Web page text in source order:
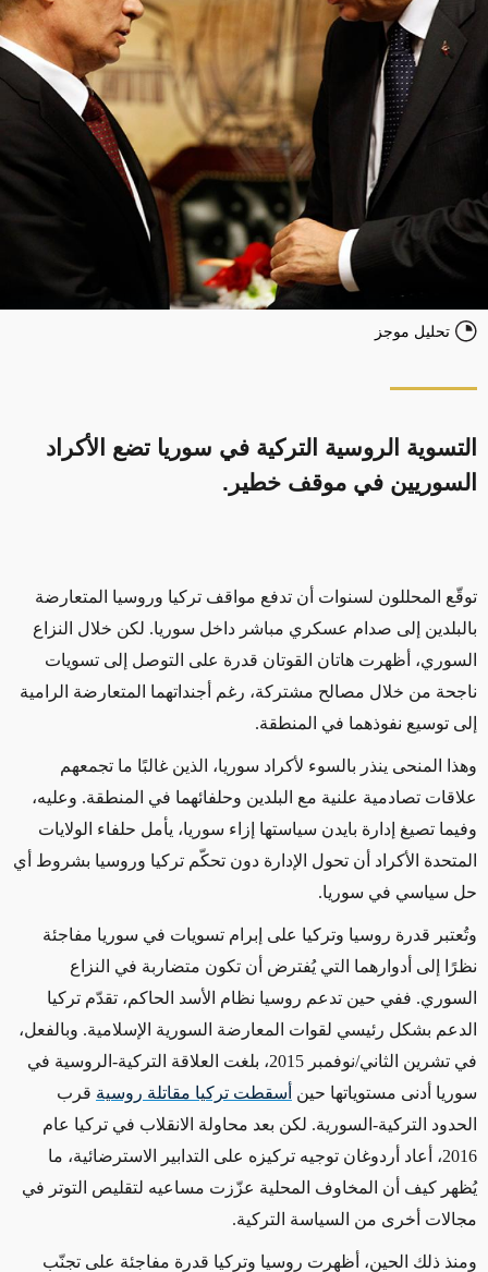
تحليل موجز
التسوية الروسية التركية في سوريا تضع الأكراد
السوريين في موقف خطير.
توقّع المحللون لسنوات أن تدفع مواقف تركيا وروسيا المتعارضة
بالبلدين إلى صدام عسكري مباشر داخل سوريا. لكن خلال النزاع
السوري، أظهرت هاتان القوتان قدرة على التوصل إلى تسويات
ناجحة من خلال مصالح مشتركة، رغم أجنداتهما المتعارضة الرامية
إلى توسيع نفوذهما في المنطقة.
وهذا المنحى ينذر بالسوء لأكراد سوريا، الذين غالبًا ما تجمعهم
علاقات تصادمية علنية مع البلدين وحلفائهما في المنطقة. وعليه،
وفيما تصيغ إدارة بايدن سياستها إزاء سوريا، يأمل حلفاء الولايات
المتحدة الأكراد أن تحول الإدارة دون تحكّم تركيا وروسيا بشروط أي
حل سياسي في سوريا.
وتُعتبر قدرة روسيا وتركيا على إبرام تسويات في سوريا مفاجئة
نظرًا إلى أدوارهما التي يُفترض أن تكون متضاربة في النزاع
السوري. ففي حين تدعم روسيا نظام الأسد الحاكم، تقدّم تركيا
الدعم بشكل رئيسي لقوات المعارضة السورية الإسلامية. وبالفعل،
في تشرين الثاني/نوفمبر 2015، بلغت العلاقة التركية-الروسية في
سوريا أدنى مستوياتها حين أسقطت تركيا مقاتلة روسية قرب
الحدود التركية-السورية. لكن بعد محاولة الانقلاب في تركيا عام
2016، أعاد أردوغان توجيه تركيزه على التدابير الاسترضائية، ما
يُظهر كيف أن المخاوف المحلية عزّزت مساعيه لتقليص التوتر في
مجالات أخرى من السياسة التركية.
ومنذ ذلك الحين، أظهرت روسيا وتركيا قدرة مفاجئة على تجنّب